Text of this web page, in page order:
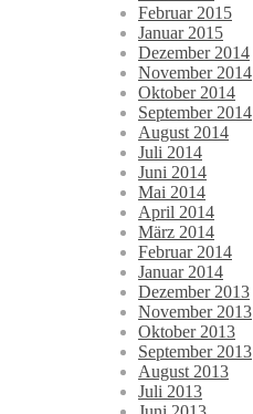
Februar 2015
Januar 2015
Dezember 2014
November 2014
Oktober 2014
September 2014
August 2014
Juli 2014
Juni 2014
Mai 2014
April 2014
März 2014
Februar 2014
Januar 2014
Dezember 2013
November 2013
Oktober 2013
September 2013
August 2013
Juli 2013